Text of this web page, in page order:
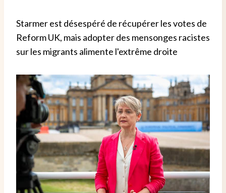
Starmer est désespéré de récupérer les votes de
Reform UK, mais adopter des mensonges racistes
sur les migrants alimente l'extrême droite